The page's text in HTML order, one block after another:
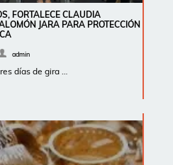
FORTALECE CLAUDIA
JARA PARA PROTECCIÓN
admin
días de gira …